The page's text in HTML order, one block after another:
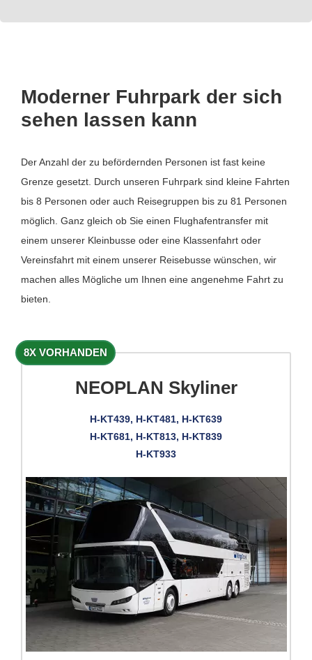
Moderner Fuhrpark der sich
sehen lassen kann
Der Anzahl der zu befördernden Personen ist fast keine
Grenze gesetzt. Durch unseren Fuhrpark sind kleine Fahrten
bis 8 Personen oder auch Reisegruppen bis zu 81 Personen
möglich. Ganz gleich ob Sie einen Flughafentransfer mit
einem unserer Kleinbusse oder eine Klassenfahrt oder
Vereinsfahrt mit einem unserer Reisebusse wünschen, wir
machen alles Mögliche um Ihnen eine angenehme Fahrt zu
bieten.
8X VORHANDEN
NEOPLAN Skyliner
H-KT439, H-KT481, H-KT639
H-KT681, H-KT813, H-KT839
H-KT933